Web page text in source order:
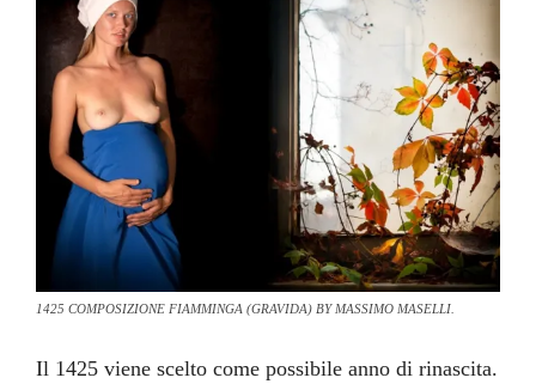
1425 COMPOSIZIONE FIAMMINGA (GRAVIDA) BY MASSIMO MASELLI.
Il 1425 viene scelto come possibile anno di rinascita.